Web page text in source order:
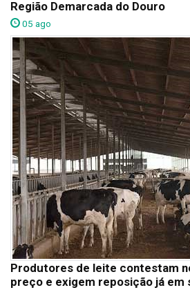
Região Demarcada do Douro
05 ago
Produtores de leite contestam
preço e exigem reposição já em